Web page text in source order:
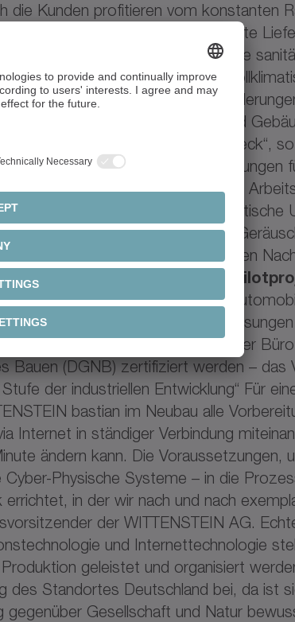
die Kunden profitieren vom konstanten
Produktqualität und optimierte
Zisterne gesammelt und für die
Obwohl die neue Produktion
eingespart. Die
und geltende Energie- und
verbauter Technik kein Selbstzweck“,
optimalen Rahmenbedingungen
bietet eine hohe Lebens- und
neuen Produktionsanlage ins städtische
Die ohnehin niedrige
WITTENSTEIN bastian der neuen
Nutzung bieten.
Zertifiziertes
stetig an. Vom ersten
Rennsport – die
gesamte Werk einschließlich der
Bauen (DGNB) zertifiziert werden – das
der industriellen Entwicklung“ Für
bastian im Neubau alle
Internet in ständiger Verbindung
ändern kann. Die Voraussetzungen,
Physische Systeme – in die
in der wir nach und nach
der WITTENSTEIN AG.
und Internettechnologie
geleistet und organisiert
des Standortes Deutschland bei, da ist
Gesellschaft und Natur